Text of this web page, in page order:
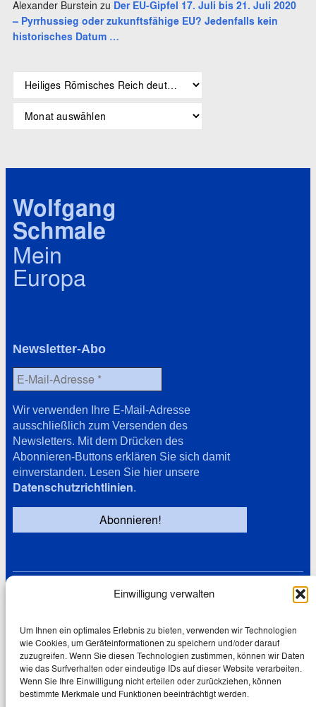
Einwilligung verwalten
Um Ihnen ein optimales Erlebnis zu bieten, verwenden wir Technologien
wie Cookies, um Geräteinformationen zu speichern und/oder darauf
zuzugreifen. Wenn Sie diesen Technologien zustimmen, können wir Daten
wie das Surfverhalten oder eindeutige IDs auf dieser Website verarbeiten.
Wenn Sie Ihre Einwilligung nicht erteilen oder zurückziehen, können
bestimmte Merkmale und Funktionen beeinträchtigt werden.
Alexander Burstein zu Der EU-Gipfel 17. Juli bis 21. Juli 2020
– Pyrrhussieg oder zukunftsfähige EU? Jedenfalls kein
historisches Datum …
h
w
r
e
r
i
Wolfgang
Schmale
Mein
Europa
Newsletter-Abo
Wir verwenden Ihre E-Mail-Adresse
ausschließlich zum Versenden des
Newsletters. Mit dem Drücken des
Abonnieren-Buttons erklären Sie sich damit
einverstanden. Lesen Sie hier unsere
Datenschutzrichtlinien.
Cookie-Richtlinie (EU)
Impressum
© 2026 Wolfgang Schmale